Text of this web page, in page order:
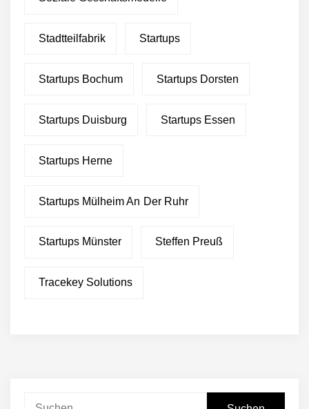
Stadtteilfabrik Startups
Startups Bochum Startups Dorsten
Startups Duisburg Startups Essen
Startups Herne
Startups Mülheim An Der Ruhr
Startups Münster Steffen Preuß
Tracekey Solutions